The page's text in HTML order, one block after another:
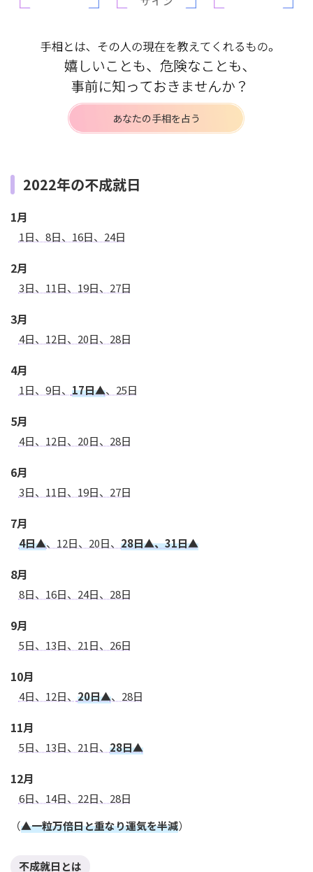
あなたの手相を占う
2022年の不成就日
1月
1日、8日、16日、24日
2月
3日、11日、19日、27日
3月
4日、12日、20日、28日
4月
1日、9日、 17日▲、25日
5月
4日、12日、20日、28日
6月
3日、11日、19日、27日
7月
4日▲、12日、20日、 28日▲、31日▲
8月
8日、16日、24日、28日
9月
5日、13日、21日、26日
10月
4日、12日、 20日▲、28日
11月
5日、13日、21日、 28日▲
12月
6日、14日、22日、28日
（▲一粒万倍日と重なり運気を半減）
不成就日とは